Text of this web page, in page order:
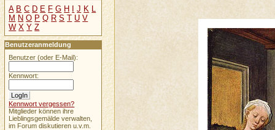
A B C D E F G H I J K L
M N O P Q R S T U V
W X Y Z
Benutzeranmeldung
Benutzer (oder E-Mail):
Kennwort:
Kennwort vergessen?
Mitglieder können ihre
Lieblingsgemälde verwalten,
im Forum diskutieren u.v.m.